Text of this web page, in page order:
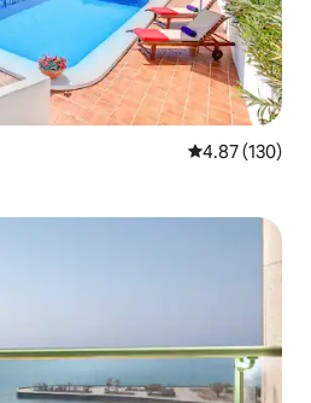
Meánrátáil
4.87 (130)